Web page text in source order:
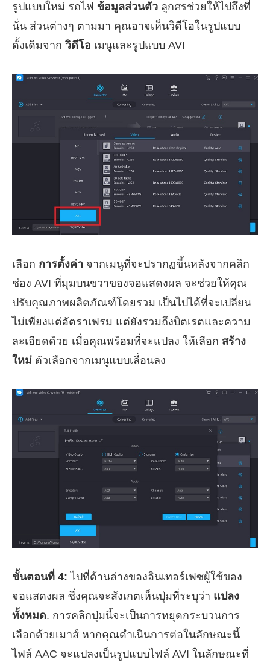
รูปแบบใหม่ รถไฟ ข้อมูลส่วนตัว ลูกศรช่วยให้ไปถึงที่
นั่น ส่วนต่างๆ ตามมา คุณอาจเห็นวิดีโอในรูปแบบ
ดั้งเดิมจาก วิดีโอ เมนูและรูปแบบ AVI
เลือก การตั้งค่า จากเมนูที่จะปรากฏขึ้นหลังจากคลิก
ช่อง AVI ที่มุมบนขวาของจอแสดงผล จะช่วยให้คุณ
ปรับคุณภาพผลิตภัณฑ์โดยรวม เป็นไปได้ที่จะเปลี่ยน
ไม่เพียงแต่อัตราเฟรม แต่ยังรวมถึงบิตเรตและความ
ละเอียดด้วย เมื่อคุณพร้อมที่จะแปลง ให้เลือก สร้าง
ใหม่ ตัวเลือกจากเมนูแบบเลื่อนลง
ขั้นตอนที่ 4: ไปที่ด้านล่างของอินเทอร์เฟซผู้ใช้ของ
จอแสดงผล ซึ่งคุณจะสังเกตเห็นปุ่มที่ระบุว่า แปลง
ทั้งหมด. การคลิกปุ่มนี้จะเป็นการหยุดกระบวนการ
เลือกด้วยเมาส์ หากคุณดำเนินการต่อในลักษณะนี้
ไฟล์ AAC จะแปลงเป็นรูปแบบไฟล์ AVI ในลักษณะที่